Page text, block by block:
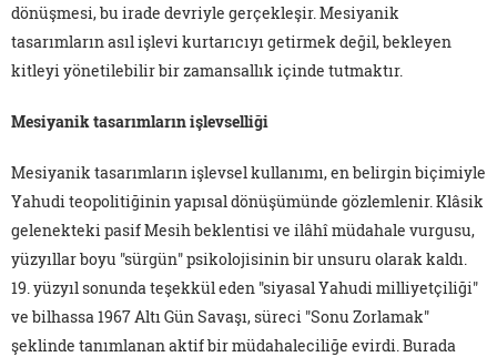
dönüşmesi, bu irade devriyle gerçekleşir. Mesiyanik
tasarımların asıl işlevi kurtarıcıyı getirmek değil, bekleyen
kitleyi yönetilebilir bir zamansallık içinde tutmaktır.
Mesiyanik tasarımların işlevselliği
Mesiyanik tasarımların işlevsel kullanımı, en belirgin biçimiyle
Yahudi teopolitiğinin yapısal dönüşümünde gözlemlenir. Klâsik
gelenekteki pasif Mesih beklentisi ve ilâhî müdahale vurgusu,
yüzyıllar boyu "sürgün" psikolojisinin bir unsuru olarak kaldı.
19. yüzyıl sonunda teşekkül eden "siyasal Yahudi milliyetçiliği"
ve bilhassa 1967 Altı Gün Savaşı, süreci "Sonu Zorlamak"
şeklinde tanımlanan aktif bir müdahaleciliğe evirdi. Burada